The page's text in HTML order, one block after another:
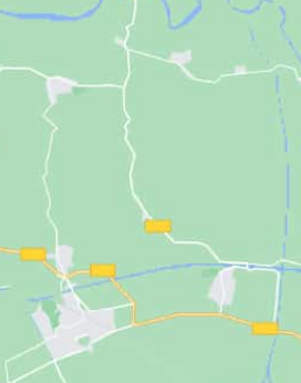
los 45
Reafirma
densidad
Atenúa
Aporta
Deja la
Enfoque:
pieles